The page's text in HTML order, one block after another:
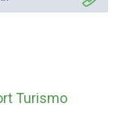
Turismo